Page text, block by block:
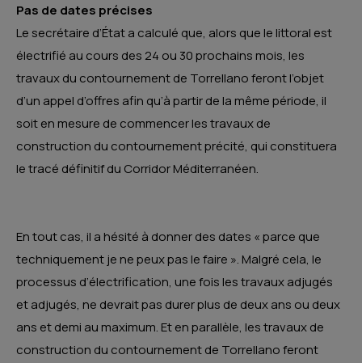
Pas de dates précises
Le secrétaire d’État a calculé que, alors que le littoral est
électrifié au cours des 24 ou 30 prochains mois, les
travaux du contournement de Torrellano feront l’objet
d’un appel d’offres afin qu’à partir de la même période, il
soit en mesure de commencer les travaux de
construction du contournement précité, qui constituera
le tracé définitif du Corridor Méditerranéen.
En tout cas, il a hésité à donner des dates « parce que
techniquement je ne peux pas le faire ». Malgré cela, le
processus d’électrification, une fois les travaux adjugés
et adjugés, ne devrait pas durer plus de deux ans ou deux
ans et demi au maximum. Et en parallèle, les travaux de
construction du contournement de Torrellano feront